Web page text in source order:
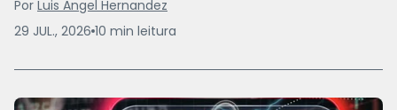
Por Luis Angel Hernandez
29 JUL., 2026 10 min leitura